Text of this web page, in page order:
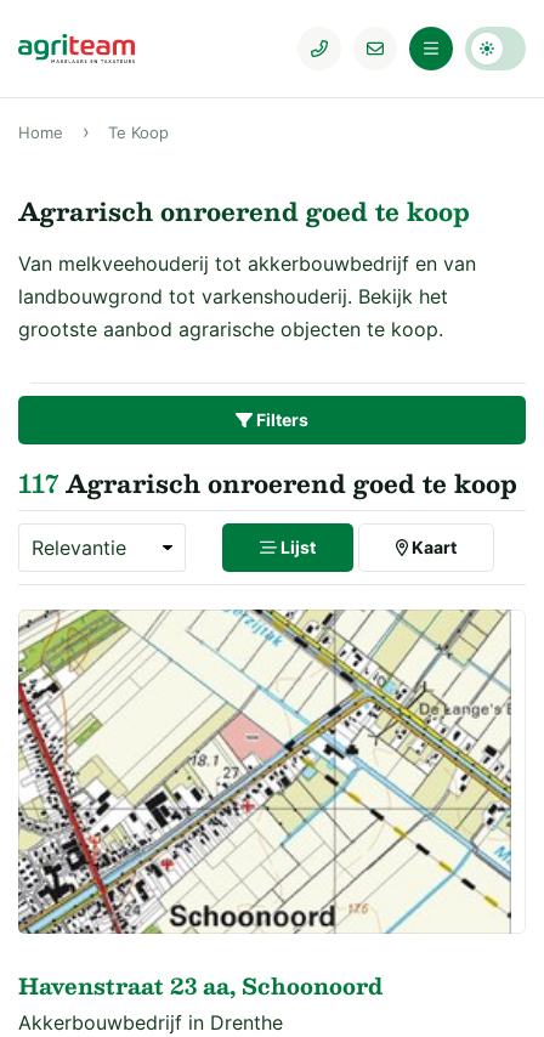
Home Te Koop
Agrarisch onroerend goed te koop
Van melkveehouderij tot akkerbouwbedrijf en van
landbouwgrond tot varkenshouderij. Bekijk het
grootste aanbod agrarische objecten te koop.
Filters
117Agrarisch onroerend goed te koop
Lijst Kaart
Havenstraat 23 aa, Schoonoord
Akkerbouwbedrijf in Drenthe